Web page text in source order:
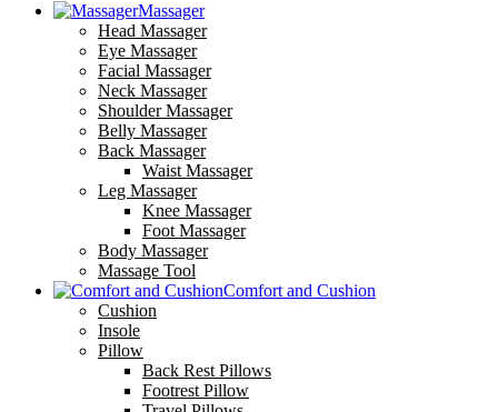
Massager
Head Massager
Eye Massager
Facial Massager
Neck Massager
Shoulder Massager
Belly Massager
Back Massager
Waist Massager
Leg Massager
Knee Massager
Foot Massager
Body Massager
Massage Tool
Comfort and Cushion
Cushion
Insole
Pillow
Back Rest Pillows
Footrest Pillow